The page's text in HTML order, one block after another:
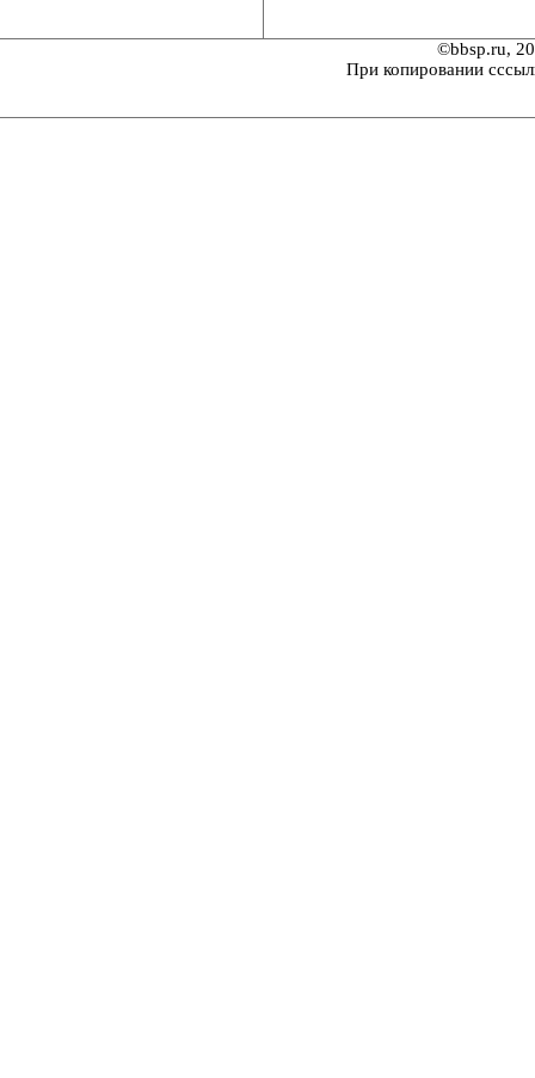
©bbsp.ru,
При копировании